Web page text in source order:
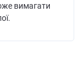
вимагати